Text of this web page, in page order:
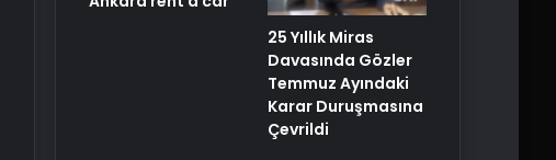
25 Yıllık Miras
Davasında Gözler
Temmuz Ayındaki
Karar Duruşmasına
Çevrildi